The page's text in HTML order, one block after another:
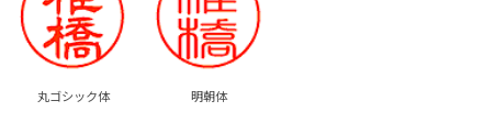
丸ゴシック体 明朝体